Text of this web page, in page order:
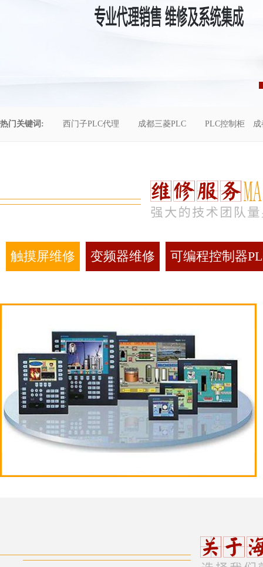
热门关键词: 西门子PLC代理 成都三菱PLC PLC控制柜
触摸屏维修 变频器维修 可编程控制器